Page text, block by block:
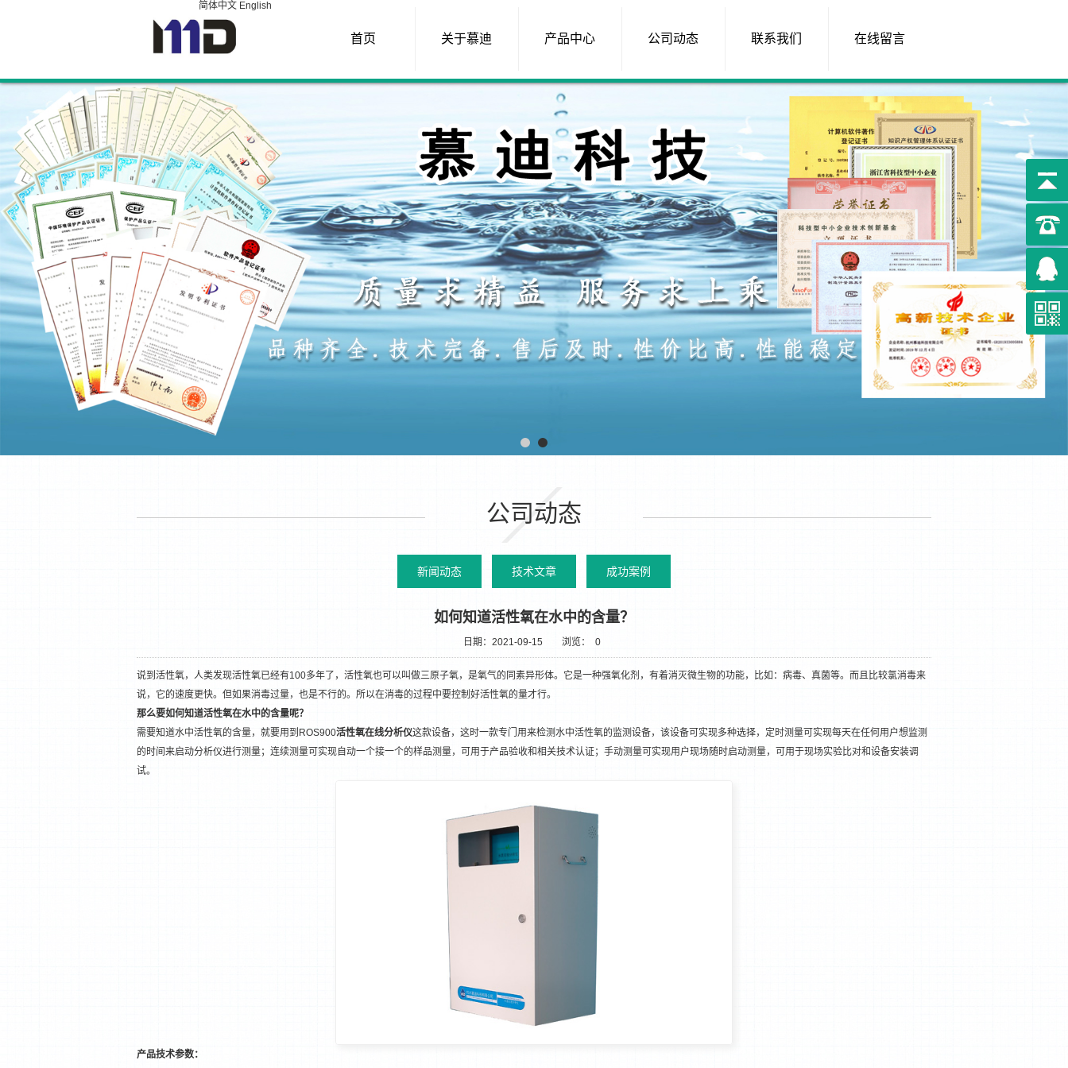
简体中文 English
首页 关于慕迪 产品中心 公司动态 联系我们 在线留言
公司动态
新闻动态 技术文章 成功案例
如何知道活性氧在水中的含量？
日期：2021-09-15 浏览： 0
说到活性氧，人类发现活性氧已经有100多年了，活性氧也可以叫做三原子氧，是氧气的同素异形体。它是一种强氧化剂，有着消灭微生物的功能，比如：病毒、真菌等。而且比较氯消毒来
说，它的速度更快。但如果消毒过量，也是不行的。所以在消毒的过程中要控制好活性氧的量才行。
那么要如何知道活性氧在水中的含量呢？
需要知道水中活性氧的含量，就要用到ROS900活性氧在线分析仪这款设备，这时一款专门用来检测水中活性氧的监测设备，该设备可实现多种选择，定时测量可实现每天在任何用户想监测
的时间来启动分析仪进行测量；连续测量可实现自动一个接一个的样品测量，可用于产品验收和相关技术认证；手动测量可实现用户现场随时启动测量，可用于现场实验比对和设备安装调
试。
产品技术参数：